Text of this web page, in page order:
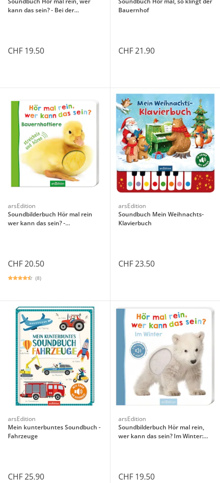
kann das sein? - Bei der
CHF 19.50
Bauernhof
CHF 21.90
arsEdition
Soundbilderbuch Hör mal rein
wer kann das sein? -
CHF 20.50
(8)
arsEdition
Soundbuch Mein Weihnachts-
Klavierbuch
CHF 23.50
arsEdition
Mein kunterbuntes Soundbuch -
Fahrzeuge
CHF 25.90
arsEdition
Soundbilderbuch Hör mal rein,
wer kann das sein? Im Winter:
CHF 19.50